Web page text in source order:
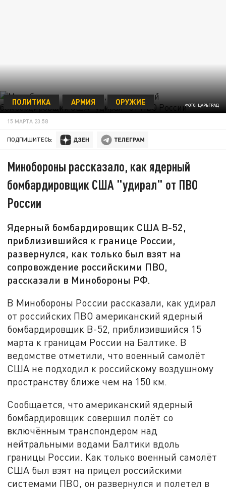
ФОТО: ЦАРЬГРАД
ПОЛИТИКА АРМИЯ ОРУЖИЕ
15 МАРТА 23:58
ПОДПИШИТЕСЬ:
Минобороны рассказало, как ядерный
бомбардировщик США "удирал" от ПВО
России
Ядерный бомбардировщик США B-52,
приблизившийся к границе России,
развернулся, как только был взят на
сопровождение российскими ПВО,
рассказали в Минобороны РФ.
В Минобороны России рассказали, как удирал
от российских ПВО американский ядерный
бомбардировщик B-52, приблизившийся 15
марта к границам России на Балтике. В
ведомстве отметили, что военный самолёт
США не подходил к российскому воздушному
пространству ближе чем на 150 км.
Сообщается, что американский ядерный
бомбардировщик совершил полёт со
включённым транспондером над
нейтральными водами Балтики вдоль
границы России. Как только военный самолёт
США был взят на прицел российскими
системами ПВО, он развернулся и полетел в